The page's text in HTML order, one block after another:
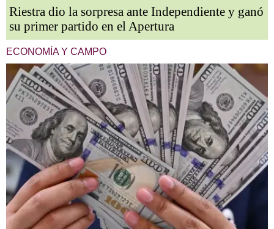
Riestra dio la sorpresa ante Independiente y ganó
su primer partido en el Apertura
ECONOMÍA Y CAMPO